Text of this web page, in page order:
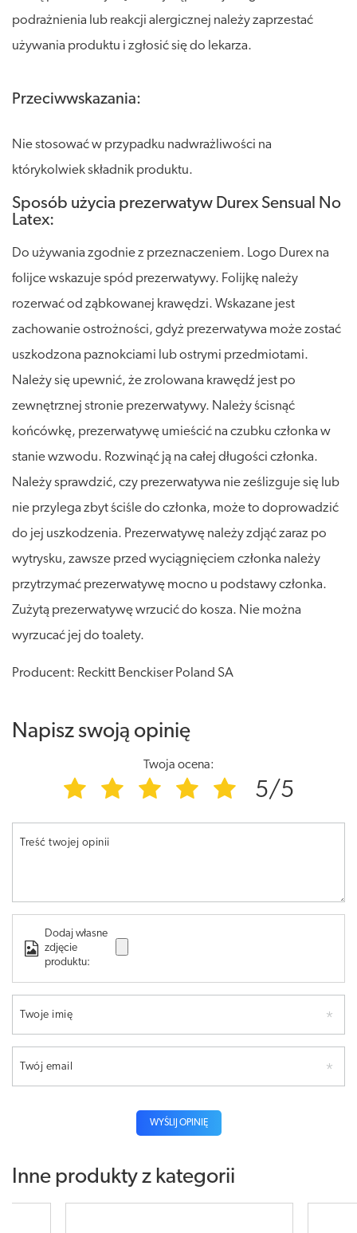
podrażnienia lub reakcji alergicznej należy zaprzestać
używania produktu i zgłosić się do lekarza.
Przeciwwskazania:
Nie stosować w przypadku nadwrażliwości na
którykolwiek składnik produktu.
Sposób użycia prezerwatyw Durex Sensual No
Latex:
Do używania zgodnie z przeznaczeniem. Logo Durex na
folijce wskazuje spód prezerwatywy. Folijkę należy
rozerwać od ząbkowanej krawędzi. Wskazane jest
zachowanie ostrożności, gdyż prezerwatywa może zostać
uszkodzona paznokciami lub ostrymi przedmiotami.
Należy się upewnić, że zrolowana krawędź jest po
zewnętrznej stronie prezerwatywy. Należy ścisnąć
końcówkę, prezerwatywę umieścić na czubku członka w
stanie wzwodu. Rozwinąć ją na całej długości członka.
Należy sprawdzić, czy prezerwatywa nie ześlizguje się lub
nie przylega zbyt ściśle do członka, może to doprowadzić
do jej uszkodzenia. Prezerwatywę należy zdjąć zaraz po
wytrysku, zawsze przed wyciągnięciem członka należy
przytrzymać prezerwatywę mocno u podstawy członka.
Zużytą prezerwatywę wrzucić do kosza. Nie można
wyrzucać jej do toalety.
Producent: Reckitt Benckiser Poland SA
Napisz swoją opinię
Twoja ocena:
5/5
Treść twojej opinii
Dodaj własne
zdjęcie
produktu:
Twoje imię
Twój email
WYŚLIJ OPINIĘ
Inne produkty z kategorii